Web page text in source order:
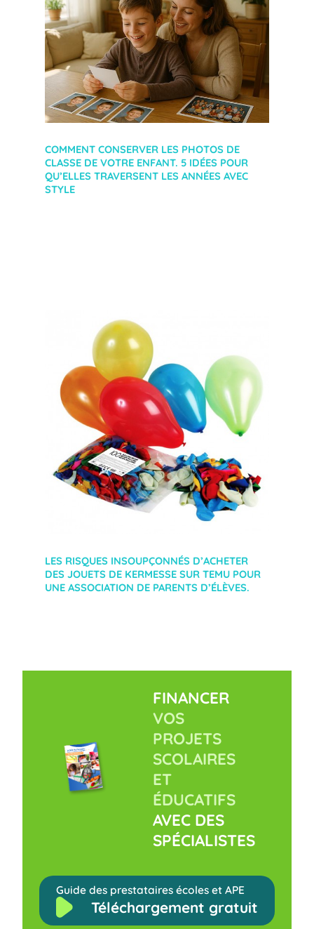
COMMENT CONSERVER LES PHOTOS DE
CLASSE DE VOTRE ENFANT. 5 IDÉES POUR
QU’ELLES TRAVERSENT LES ANNÉES AVEC
STYLE
LES RISQUES INSOUPÇONNÉS D’ACHETER
DES JOUETS DE KERMESSE SUR TEMU POUR
UNE ASSOCIATION DE PARENTS D’ÉLÈVES.
FINANCER
VOS
PROJETS
SCOLAIRES
ET
ÉDUCATIFS
AVEC DES
SPÉCIALISTES
Guide des prestataires écoles et APE
Téléchargement gratuit